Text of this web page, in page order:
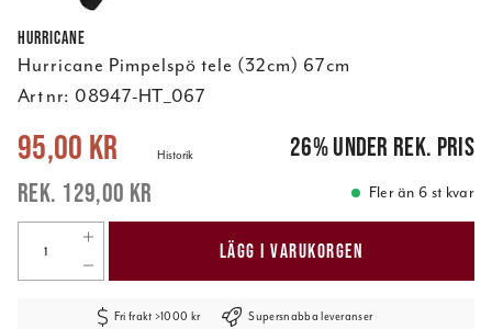
Hurricane
Hurricane Pimpelspö tele (32cm) 67cm
Art nr: 08947-HT_067
Nuvarande pris: 129,00 kr
95,00 kr
129,00 kr
Historik 26%under rek. pris
Fler än 6 st kvar
LÄGG I VARUKORGEN
Fri frakt >1000 kr Supersnabba leveranser